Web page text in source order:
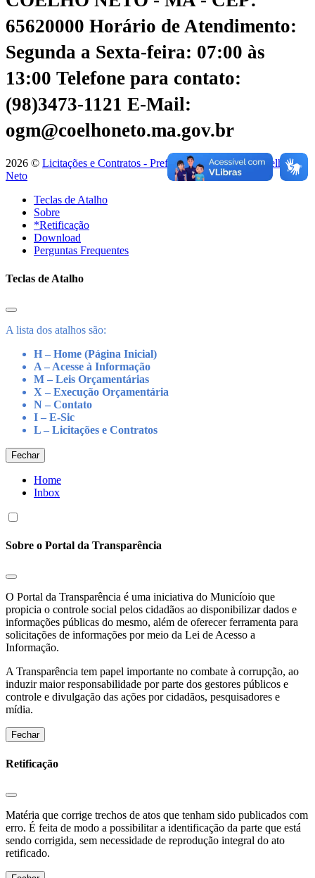
65620000 Horário de Atendimento:
Segunda a Sexta-feira: 07:00 às
13:00 Telefone para contato:
(98)3473-1121 E-Mail:
ogm@coelhoneto.ma.gov.br
2026 © Licitações e Contratos - Prefeitura Municipal de Coelho
Neto
Teclas de Atalho
Sobre
*Retificação
Download
Perguntas Frequentes
Teclas de Atalho
A lista dos atalhos são:
H – Home (Página Inicial)
A – Acesse à Informação
M – Leis Orçamentárias
X – Execução Orçamentária
N – Contato
I – E-Sic
L – Licitações e Contratos
Fechar
Home
Inbox
Sobre o Portal da Transparência
O Portal da Transparência é uma iniciativa do Municíoio que
propicia o controle social pelos cidadãos ao disponibilizar dados e
informações públicas do mesmo, além de oferecer ferramenta para
solicitações de informações por meio da Lei de Acesso a
Informação.
A Transparência tem papel importante no combate à corrupção, ao
induzir maior responsabilidade por parte dos gestores públicos e
controle e divulgação das ações por cidadãos, pesquisadores e
mídia.
Fechar
Retificação
Matéria que corrige trechos de atos que tenham sido publicados com
erro. É feita de modo a possibilitar a identificação da parte que está
sendo corrigida, sem necessidade de reprodução integral do ato
retificado.